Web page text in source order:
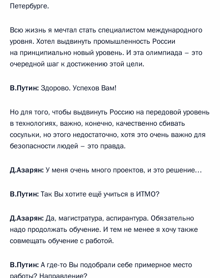
Петербурге.
Всю жизнь я мечтал стать специалистом международного
уровня. Хотел выдвинуть промышленность России
на принципиально новый уровень. И эта олимпиада – это
очередной шаг к достижению этой цели.
В.Путин: Здорово. Успехов Вам!
Но для того, чтобы выдвинуть Россию на передовой уровень
в технологиях, важно, конечно, качественно сбивать
сосульки, но этого недостаточно, хотя это очень важно для
безопасности людей – это правда.
Д.Азарян: У меня очень много проектов, и это решение…
В.Путин: Так Вы хотите ещё учиться в ИТМО?
Д.Азарян: Да, магистратура, аспирантура. Обязательно
надо продолжать обучение. И тем не менее я хочу также
совмещать обучение с работой.
В.Путин: А где-то Вы подобрали себе примерное место
работы? Направление?